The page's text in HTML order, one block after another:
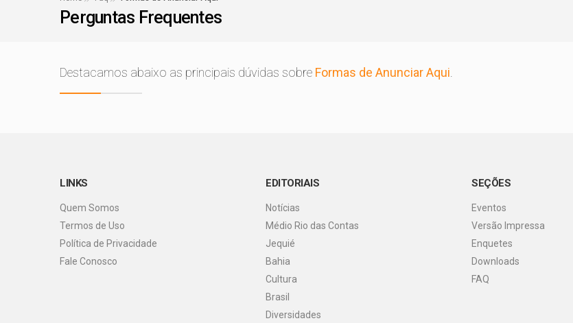
119 vagas de emprego em Jequié para segunda-feira (08/06); veja a lista
Jerônimo Rodrigues leva PGP a Jequié em encontro histórico no Médio Rio
Perguntas Frequentes
Destacamos abaixo as principais dúvidas sobre Formas de Anunciar Aqui
LINKS
Quem Somos
Termos de Uso
Política de Privacidade
Fale Conosco
EDITORIAIS
Notícias
Médio Rio das Contas
Jequié
Bahia
Cultura
Brasil
Diversidades
SEÇÕES
Eventos
Versão Impressa
Enquetes
Downloads
FAQ